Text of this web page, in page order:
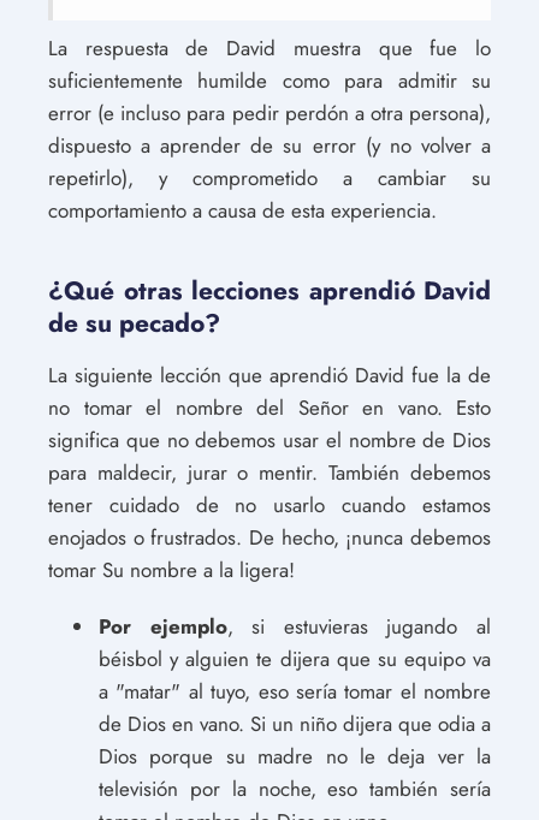
La respuesta de David muestra que fue lo
suficientemente humilde como para admitir su
error (e incluso para pedir perdón a otra persona),
dispuesto a aprender de su error (y no volver a
repetirlo), y comprometido a cambiar su
comportamiento a causa de esta experiencia.
¿Qué otras lecciones aprendió David
de su pecado?
La siguiente lección que aprendió David fue la de
no tomar el nombre del Señor en vano. Esto
significa que no debemos usar el nombre de Dios
para maldecir, jurar o mentir. También debemos
tener cuidado de no usarlo cuando estamos
enojados o frustrados. De hecho, ¡nunca debemos
tomar Su nombre a la ligera!
Por ejemplo, si estuvieras jugando al
béisbol y alguien te dijera que su equipo va
a "matar" al tuyo, eso sería tomar el nombre
de Dios en vano. Si un niño dijera que odia a
Dios porque su madre no le deja ver la
televisión por la noche, eso también sería